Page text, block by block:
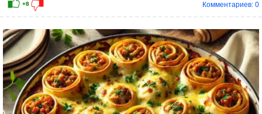
Комментариев: 0